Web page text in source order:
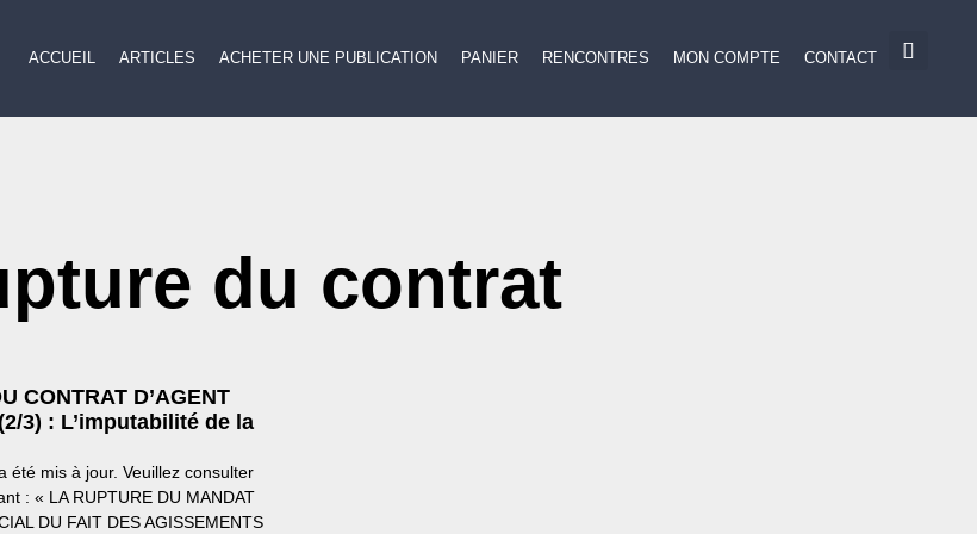
ACCUEIL ARTICLES ACHETER UNE PUBLICATION PANIER RENCONTRES MON COMPTE CONTACT
du contrat
CONTRAT D’AGENT
3) : L’imputabilité de la
été mis à jour. Veuillez consulter
: « LA RUPTURE DU MANDAT
DU FAIT DES AGISSEMENTS